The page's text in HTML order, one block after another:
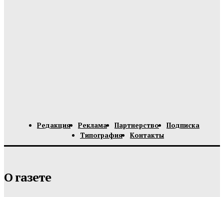
Редакция Реклама Партнерство
Подписка
Типография
Контакты
О газете